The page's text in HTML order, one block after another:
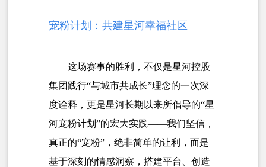
宠粉计划：共建星河幸福社区
这场赛事的胜利，不仅是星河控股
集团践行“与城市共成长”理念的一次深
度诠释，更是星河长期以来所倡导的“星
河宠粉计划”的宏大实践——我们坚信，
真正的“宠粉”，绝非简单的让利，而是
基于深刻的情感洞察，搭建平台、创造